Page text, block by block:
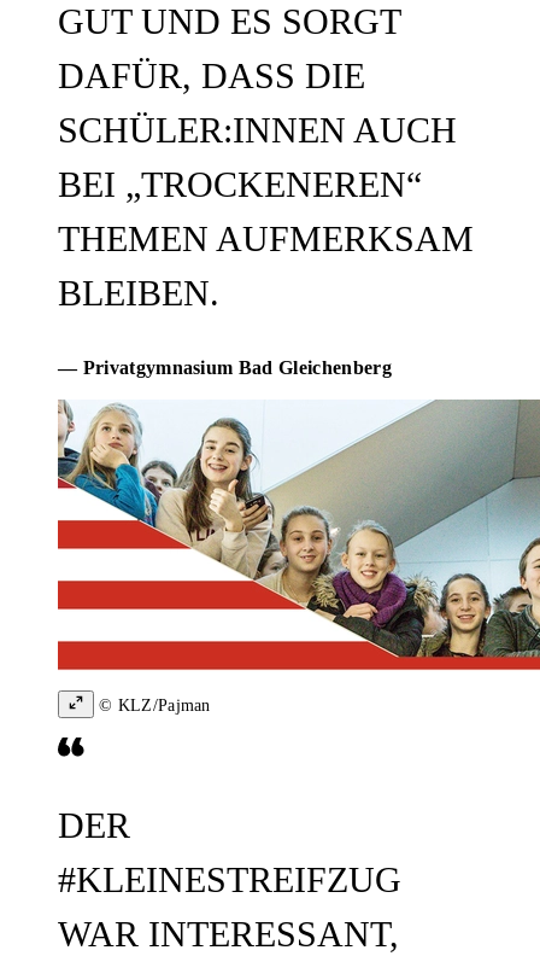
GUT UND ES SORGT
DAFÜR, DASS DIE
SCHÜLER:INNEN AUCH
BEI „TROCKENEREN“
THEMEN AUFMERKSAM
BLEIBEN.
— Privatgymnasium Bad Gleichenberg
© KLZ/Pajman
DER
#KLEINESTREIFZUG
WAR INTERESSANT,